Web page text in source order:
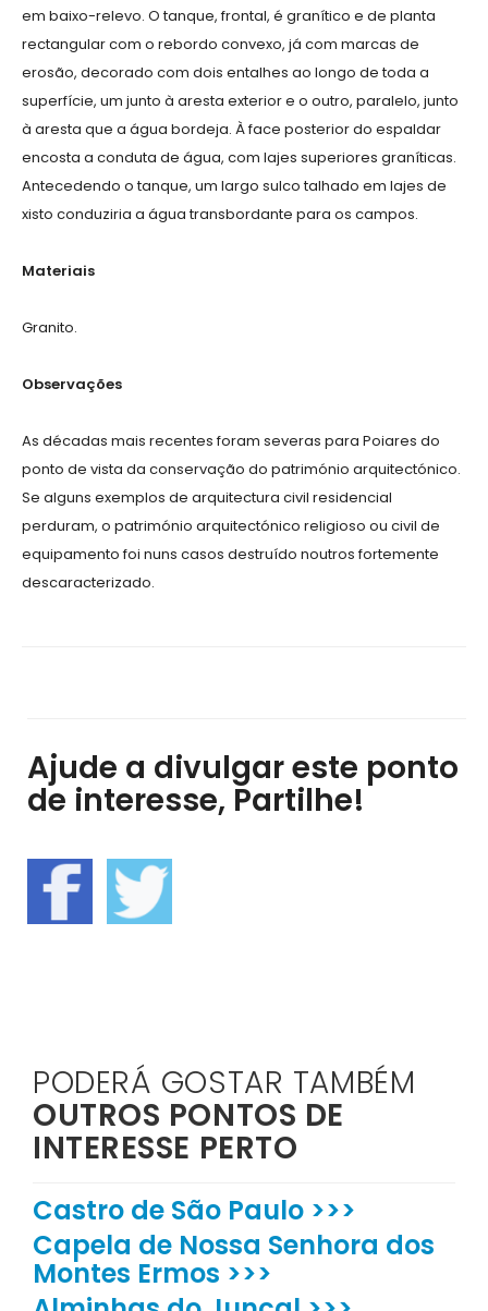
em baixo-relevo. O tanque, frontal, é granítico e de planta
rectangular com o rebordo convexo, já com marcas de
erosão, decorado com dois entalhes ao longo de toda a
superfície, um junto à aresta exterior e o outro, paralelo, junto
à aresta que a água bordeja. À face posterior do espaldar
encosta a conduta de água, com lajes superiores graníticas.
Antecedendo o tanque, um largo sulco talhado em lajes de
xisto conduziria a água transbordante para os campos.
Materiais
Granito.
Observações
As décadas mais recentes foram severas para Poiares do
ponto de vista da conservação do património arquitectónico.
Se alguns exemplos de arquitectura civil residencial
perduram, o património arquitectónico religioso ou civil de
equipamento foi nuns casos destruído noutros fortemente
descaracterizado.
Ajude a divulgar este ponto
de interesse, Partilhe!
PODERÁ GOSTAR TAMBÉM
OUTROS PONTOS DE
INTERESSE PERTO
Castro de São Paulo >>>
Capela de Nossa Senhora dos
Montes Ermos >>>